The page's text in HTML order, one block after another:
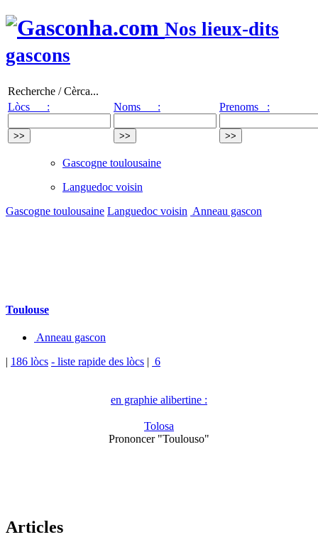
Nos lieux-dits
gascons
Recherche / Cèrca...
Lòcs :
Noms : Prenoms :
Gascogne toulousaine
Languedoc voisin
Gascogne toulousaine Languedoc voisin Anneau gascon
Toulouse
Anneau gascon
| 186 lòcs - liste rapide des lòcs | 6
en graphie alibertine :
Tolosa
Prononcer "Toulouso"
Articles